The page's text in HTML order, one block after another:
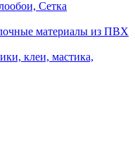
Сетка
материалы из ПВХ
клеи, мастика,